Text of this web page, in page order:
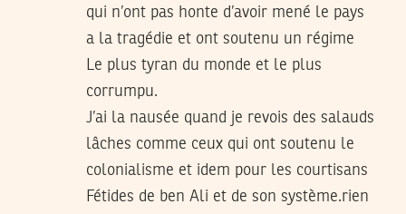
qui n’ont pas honte d’avoir mené le pays
a la tragédie et ont soutenu un régime
Le plus tyran du monde et le plus
corrumpu.
J’ai la nausée quand je revois des salauds
lâches comme ceux qui ont soutenu le
colonialisme et idem pour les courtisans
Fétides de ben Ali et de son système.rien